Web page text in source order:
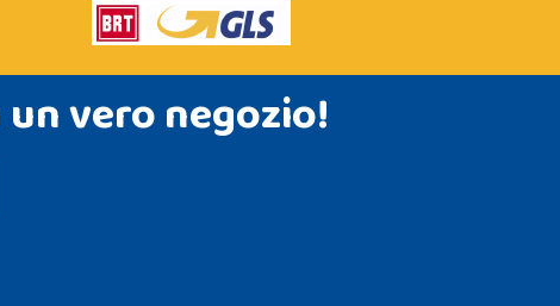
un vero negozio!